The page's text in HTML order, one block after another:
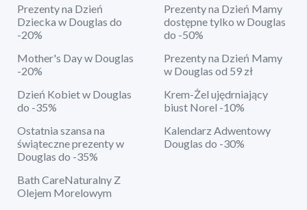
Prezenty na Dzień
Dziecka w Douglas do
-20%
Prezenty na Dzień Mamy
dostępne tylko w Douglas
do -50%
Mother's Day w Douglas
-20%
Prezenty na Dzień Mamy
w Douglas od 59 zł
Dzień Kobiet w Douglas
do -35%
Krem-Żel ujędrniający
biust Norel -10%
Ostatnia szansa na
świąteczne prezenty w
Douglas do -35%
Kalendarz Adwentowy
Douglas do -30%
Bath CareNaturalny Z
Olejem Morelowym